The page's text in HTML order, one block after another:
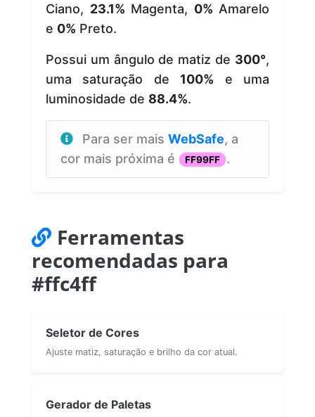
Ciano, 23.1% Magenta, 0% Amarelo
e 0% Preto.
Possui um ângulo de matiz de 300°,
uma saturação de 100% e uma
luminosidade de 88.4%.
Para ser mais WebSafe, a
cor mais próxima é
FF99FF .
Ferramentas
recomendadas para
#ffc4ff
Seletor de Cores
Ajuste matiz, saturação e brilho da cor atual.
Gerador de Paletas